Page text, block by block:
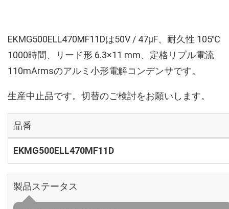
EKMG500ELL470MF11Dは50V / 47µF、耐久性 105℃
1000時間、リード形 6.3×11 mm、定格リプル電流
110mArmsのアルミ小形電解コンデンサです。
生産中止品です。切替のご検討をお願いします。
品番
EKMG500ELL470MF11D
製品ステータス